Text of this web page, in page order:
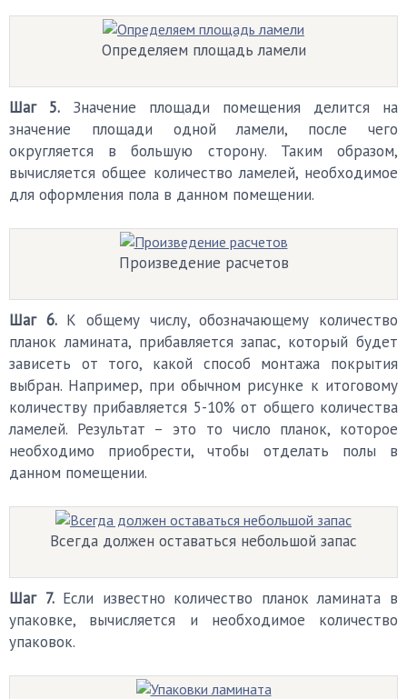
Определяем площадь ламели
Шаг 5. Значение площади помещения делится на
значение площади одной ламели, после чего
округляется в большую сторону. Таким образом,
вычисляется общее количество ламелей, необходимое
для оформления пола в данном помещении.
Произведение расчетов
Шаг 6.К общему числу, обозначающему количество
планок ламината, прибавляется запас, который будет
зависеть от того, какой способ монтажа покрытия
выбран. Например, при обычном рисунке к итоговому
количеству прибавляется 5-10% от общего количества
ламелей. Результат – это то число планок, которое
необходимо приобрести, чтобы отделать полы в
данном помещении.
Всегда должен оставаться небольшой запас
Шаг 7.Если известно количество планок ламината в
упаковке, вычисляется и необходимое количество
упаковок.